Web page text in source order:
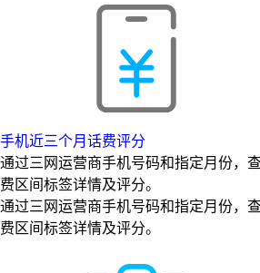
手机近三个月话费评分
通过三网运营商手机号码和指定月份，
费区间标签详情及评分。
通过三网运营商手机号码和指定月份，
费区间标签详情及评分。